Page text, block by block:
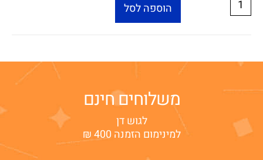
הוספה לסל
משלוחים חינם
לגוש דן
למינימום הזמנה 400 ₪